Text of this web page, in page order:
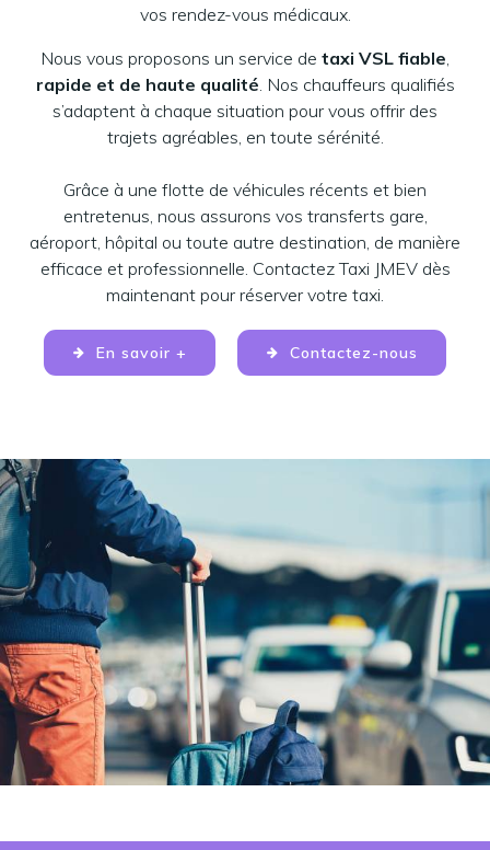
vos rendez-vous médicaux.
Nous vous proposons un service de taxi VSL fiable,
rapide et de haute qualité. Nos chauffeurs qualifiés
s’adaptent à chaque situation pour vous offrir des
trajets agréables, en toute sérénité.
Grâce à une flotte de véhicules récents et bien
entretenus, nous assurons vos transferts gare,
aéroport, hôpital ou toute autre destination, de manière
efficace et professionnelle. Contactez Taxi JMEV dès
maintenant pour réserver votre taxi.
En savoir + Contactez-nous